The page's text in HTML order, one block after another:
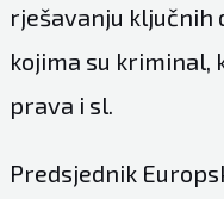
rješavanju ključnih
kojima su kriminal,
prava i sl.
Predsjednik